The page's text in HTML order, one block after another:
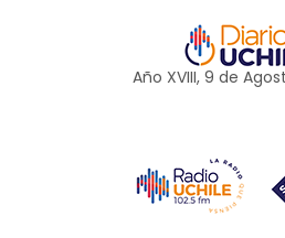
Año XVIII, 9 de